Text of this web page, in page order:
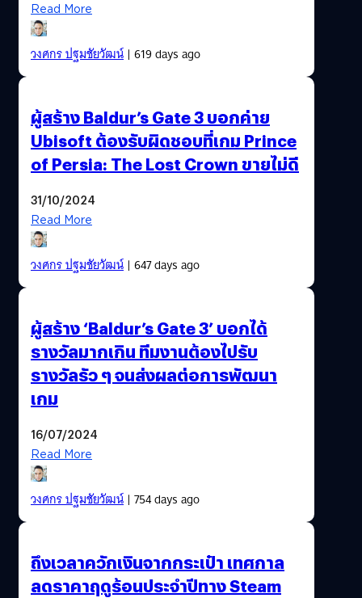
Read More
วงศกร ปฐมชัยวัฒน์| 619 days ago
ผู้สร้าง Baldur’s Gate 3 บอกค่าย
Ubisoft ต้องรับผิดชอบที่เกม Prince
of Persia: The Lost Crown ขายไม่ดี
31/10/2024
Read More
วงศกร ปฐมชัยวัฒน์| 647 days ago
ผู้สร้าง ‘Baldur’s Gate 3’ บอกได้
รางวัลมากเกิน ทีมงานต้องไปรับ
รางวัลรัว ๆ จนส่งผลต่อการพัฒนา
เกม
16/07/2024
Read More
วงศกร ปฐมชัยวัฒน์| 754 days ago
ถึงเวลาควักเงินจากกระเป๋า เทศกาล
ลดราคาฤดูร้อนประจำปีทาง Steam